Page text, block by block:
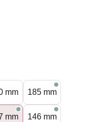
mm 185 mm
mm 146 mm